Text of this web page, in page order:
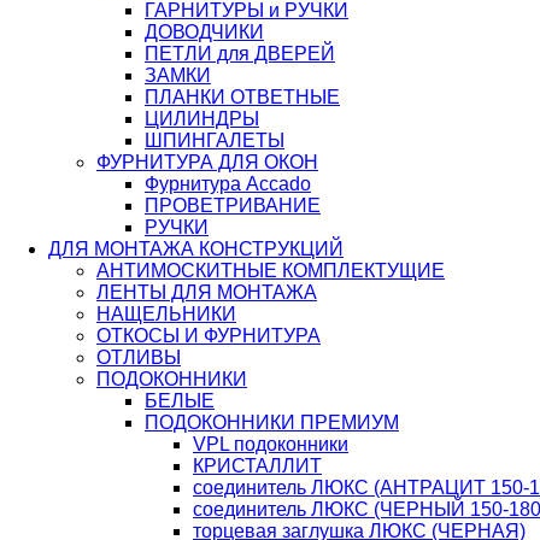
ГАРНИТУРЫ и РУЧКИ
ДОВОДЧИКИ
ПЕТЛИ для ДВЕРЕЙ
ЗАМКИ
ПЛАНКИ ОТВЕТНЫЕ
ЦИЛИНДРЫ
ШПИНГАЛЕТЫ
ФУРНИТУРА ДЛЯ ОКОН
Фурнитура Accado
ПРОВЕТРИВАНИЕ
РУЧКИ
ДЛЯ МОНТАЖА КОНСТРУКЦИЙ
АНТИМОСКИТНЫЕ КОМПЛЕКТУЩИЕ
ЛЕНТЫ ДЛЯ МОНТАЖА
НАЩЕЛЬНИКИ
ОТКОСЫ И ФУРНИТУРА
ОТЛИВЫ
ПОДОКОННИКИ
БЕЛЫЕ
ПОДОКОННИКИ ПРЕМИУМ
VPL подоконники
КРИСТАЛЛИТ
соединитель ЛЮКС (АНТРАЦИТ 150-
соединитель ЛЮКС (ЧЕРНЫЙ 150-180
торцевая заглушка ЛЮКС (ЧЕРНАЯ)